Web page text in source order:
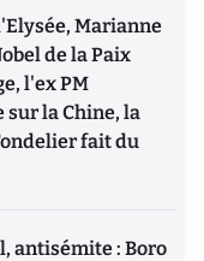
Marianne
de la Paix
l'ex PM
la Chine, la
fait du
antisémite : Boro